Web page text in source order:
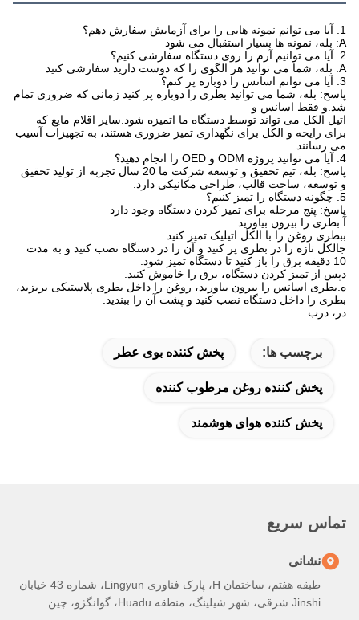
1. آیا می توانم نمونه هایی را برای آزمایش سفارش دهم؟
A: بله، نمونه ها بسیار استقبال می شود
2. آیا می توانیم آرم را روی دستگاه سفارشی کنیم؟
A: بله، شما می توانید هر الگوی را که دوست دارید سفارشی کنید
3. آیا می توانم اسانس را دوباره پر کنم؟
پاسخ: بله، شما می توانید بطری را دوباره پر کنید زمانی که ضروری تمام
شد.و فقط اسانس و
اتیل الکل می تواند توسط دستگاه ما اتمیزه شود.سایر اقلام مایع که
برای رایحه و الکل برای نگهداری تمیز ضروری هستند، به تجهیزات آسیب
می رسانند.
4. آیا می توانید پروژه ODM و OED را انجام دهید؟
پاسخ: بله، تیم تحقیق و توسعه شرکت ما 20 سال تجربه از تولید تحقیق
و توسعه، ساخت قالب، طراحی مکانیکی دارد.
5. چگونه دستگاه را تمیز کنیم؟
پاسخ: پنج مرحله برای تمیز کردن دستگاه وجود دارد
آ.بطری را بیرون بیاورید.
ببطری روغن را با الکل اتیلیک تمیز کنید.
جالکل تازه را در بطری پر کنید و آن را در دستگاه نصب کنید و به مدت
10 دقیقه برق را باز کنید تا دستگاه تمیز شود.
دپس از تمیز کردن دستگاه، برق را خاموش کنید.
ه.بطری اسانس را بیرون بیاورید، روغن را داخل بطری پلاستیکی بریزید،
بطری را داخل دستگاه نصب کنید و پشت آن را ببندید.
در، درب.
برچسب ها: پخش کننده بوی عطر
پخش کننده روغن مرطوب کننده
پخش کننده هوای هوشمند
تماس سریع
نشانی
طبقه هفتم، ساختمان H، پارک فناوری Lingyun، شماره 43 خیابان
Jinshi شرقی، شهر شیلینگ، منطقه Huadu، گوانگژو، چین